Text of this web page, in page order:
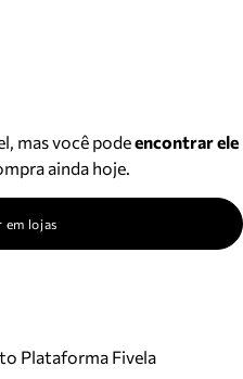
mas você podeencontrar ele
ainda hoje.
em lojas
Plataforma Fivela